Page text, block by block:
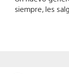
siempre, les